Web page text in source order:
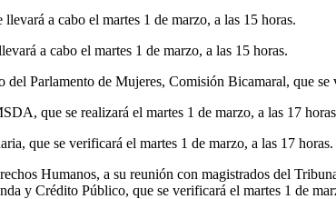
a cabo el martes 1 de marzo, a las 15 horas.
a cabo el martes 1 de marzo, a las 15 horas.
Parlamento de Mujeres, Comisión Bicamaral, que se
que se realizará el martes 1 de marzo, a las 17
que se verificará el martes 1 de marzo, a las 17 horas.
Humanos, a su reunión con magistrados del
y Crédito Público, que se verificará el martes 1 de